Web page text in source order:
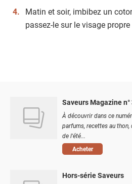
Matin et soir, imbibez un
passez-le sur le visage propre
Saveurs Magazine n°
À découvrir dans ce
parfums, recettes au
de l'été...
Acheter
Hors-série Saveurs